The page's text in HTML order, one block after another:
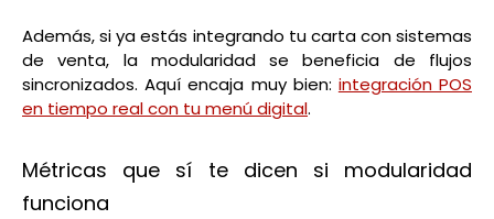
Además, si ya estás integrando tu carta con sistemas
de venta, la modularidad se beneficia de flujos
sincronizados. Aquí encaja muy bien: integración POS
en tiempo real con tu menú digital.
Métricas que sí te dicen si modularidad
funciona